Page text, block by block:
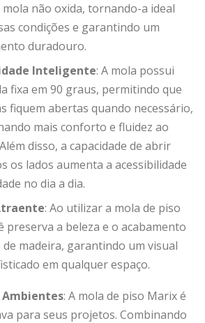
não oxida, tornando-a ideal
condições e garantindo um
duradouro.
Inteligente: A mola possui
fixa em 90 graus, permitindo que
fiquem abertas quando necessário,
mais conforto e fluidez ao
disso, a capacidade de abrir
os lados aumenta a acessibilidade
no dia a dia.
: Ao utilizar a mola de piso
preserva a beleza e o acabamento
madeira, garantindo um visual
em qualquer espaço.
Ambientes: A mola de piso Marix é
para seus projetos. Combinando